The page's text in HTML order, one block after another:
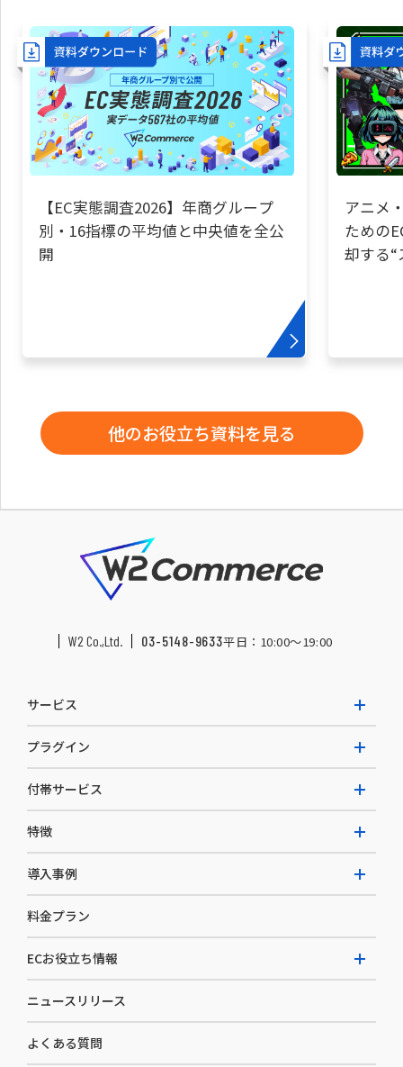
【EC実態調査2026】年商グループ
別・16指標の平均値と中央値を全公
開
アニメ
ための
却する
他のお役立ち資料を見る
W2 Co.,Ltd. 03-5148-9633平日：10:00〜19:00
サービス
W2 Commerce Repeat
W2 Commerce BtoB
W2 Commerce Asia
プラグイン
AI buddy
付帯サービス
EC運用構築支援・運用支援
カスタマーサクセス
セキュリティ
デザイン制作
コンサルティング
特徴
選ばれる理由
開発体制
導入事例
導入企業一覧
料金プラン
ECお役立ち情報
お役立ち資料
ニュースリリース
よくある質問